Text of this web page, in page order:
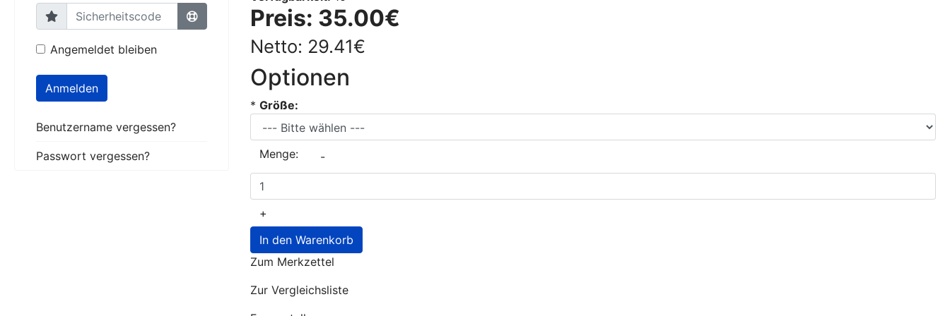
Angemeldet bleiben
Anmelden
Benutzername vergessen?
Passwort vergessen?
Preis: 35.00€
Netto: 29.41€
Optionen
* Größe:
Menge: -
+
In den Warenkorb
Zum Merkzettel
Zur Vergleichsliste